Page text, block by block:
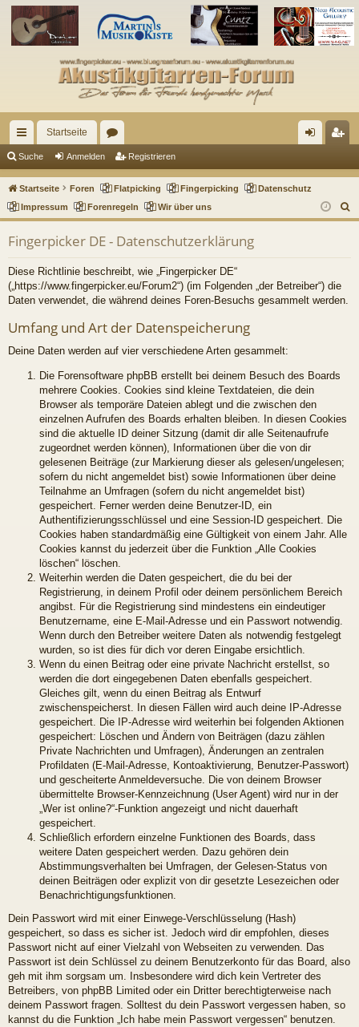
ch
ne
llz
Startseite
en m ist
rie
Suche Anmelden Registrieren
Startseite Foren Flatpicking Fingerpicking
Datenschutz
Impressum
Forenregeln Wir über uns
u
Fingerpicker DE - Datenschutzerklärung
Diese Richtlinie beschreibt, wie „Fingerpicker DE“
(„https://www.fingerpicker.eu/Forum2“) (im Folgenden „der Betreiber“) die
Daten verwendet, die während deines Foren-Besuchs gesammelt werden.
Umfang und Art der Datenspeicherung
Deine Daten werden auf vier verschiedene Arten gesammelt:
Die Forensoftware phpBB erstellt bei deinem Besuch des Boards
mehrere Cookies. Cookies sind kleine Textdateien, die dein
Browser als temporäre Dateien ablegt und die zwischen den
einzelnen Aufrufen des Boards erhalten bleiben. In diesen Cookies
sind die aktuelle ID deiner Sitzung (damit dir alle Seitenaufrufe
zugeordnet werden können), Informationen über die von dir
gelesenen Beiträge (zur Markierung dieser als gelesen/ungelesen;
sofern du nicht angemeldet bist) sowie Informationen über deine
Teilnahme an Umfragen (sofern du nicht angemeldet bist)
gespeichert. Ferner werden deine Benutzer-ID, ein
Authentifizierungsschlüssel und eine Session-ID gespeichert. Die
Cookies haben standardmäßig eine Gültigkeit von einem Jahr. Alle
Cookies kannst du jederzeit über die Funktion „Alle Cookies
löschen“ löschen.
Weiterhin werden die Daten gespeichert, die du bei der
Registrierung, in deinem Profil oder deinem persönlichem Bereich
angibst. Für die Registrierung sind mindestens ein eindeutiger
Benutzername, eine E-Mail-Adresse und ein Passwort notwendig.
Wenn durch den Betreiber weitere Daten als notwendig festgelegt
wurden, so ist dies für dich vor deren Eingabe ersichtlich.
Wenn du einen Beitrag oder eine private Nachricht erstellst, so
werden die dort eingegebenen Daten ebenfalls gespeichert.
Gleiches gilt, wenn du einen Beitrag als Entwurf
zwischenspeicherst. In diesen Fällen wird auch deine IP-Adresse
gespeichert. Die IP-Adresse wird weiterhin bei folgenden Aktionen
gespeichert: Löschen und Ändern von Beiträgen (dazu zählen
Private Nachrichten und Umfragen), Änderungen an zentralen
Profildaten (E-Mail-Adresse, Kontoaktivierung, Benutzer-Passwort)
und gescheiterte Anmeldeversuche. Die von deinem Browser
übermittelte Browser-Kennzeichnung (User Agent) wird nur in der
„Wer ist online?“-Funktion angezeigt und nicht dauerhaft
gespeichert.
Schließlich erfordern einzelne Funktionen des Boards, dass
weitere Daten gespeichert werden. Dazu gehören dein
Abstimmungsverhalten bei Umfragen, der Gelesen-Status von
deinen Beiträgen oder explizit von dir gesetzte Lesezeichen oder
Benachrichtigungsfunktionen.
Dein Passwort wird mit einer Einwege-Verschlüsselung (Hash)
gespeichert, so dass es sicher ist. Jedoch wird dir empfohlen, dieses
Passwort nicht auf einer Vielzahl von Webseiten zu verwenden. Das
Passwort ist dein Schlüssel zu deinem Benutzerkonto für das Board, also
geh mit ihm sorgsam um. Insbesondere wird dich kein Vertreter des
Betreibers, von phpBB Limited oder ein Dritter berechtigterweise nach
deinem Passwort fragen. Solltest du dein Passwort vergessen haben, so
kannst du die Funktion „Ich habe mein Passwort vergessen“ benutzen.